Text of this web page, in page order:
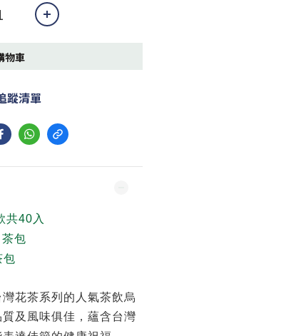
物車
蹤清單
共40入
茶包
包
花茶系列的人氣茶飲烏
及風味俱佳，蘊含台灣